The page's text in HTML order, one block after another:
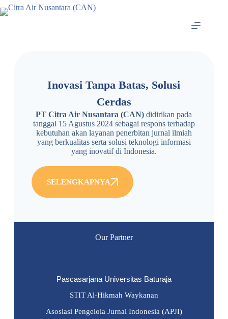
Inovasi Tanpa Batas, Solusi
Cerdas
PT Citra Air Nusantara (CAN) didirikan pada
tanggal 15 Agustus 2024 sebagai respons terhadap
kebutuhan akan layanan penerbitan jurnal ilmiah
yang berkualitas serta solusi teknologi informasi
yang inovatif di Indonesia.
SELENGKAPNYA
Our Partner
Pascasarjana Universitas Baturaja
STIT Al-Hikmah Waykanan
Asosiasi Pengelola Jurnal Indonesia (APJI)